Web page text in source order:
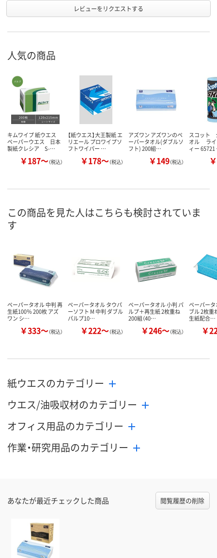
レビューをリクエストする
人気の商品
キムワイプ 紙ウエス
ペーパーウエス 日本
製紙クレシア S-…
￥187～（税込）
【紙ウエス】大王製紙 エ
リエール プロワイプソ
フトワイパー …
￥178～（税込）
アズワン アズワンのペ
ーパータオル(ダブルソ
フト) 200組…
￥149（税込）
スコット
オル ライ
ィー
この商品を見た人はこちらも検討されていま
す
ペーパータオル 中判 再
生紙100％ 200枚 アズ
ワン シ…
￥333～（税込）
ペーパータオル タウパ
ーソフト M 中判 ダブル
パルプ10…
￥222～（税込）
ペーパータオル 小判 パ
ルプ＋再生紙 2枚重ね
200組（40…
￥246～（税込）
ペーパータ
ブル 2枚重
生紙配合…
￥
紙ウエスのカテゴリー
ウエス/油吸収材のカテゴリー
オフィス用品のカテゴリー
作業・研究用品のカテゴリー
あなたが最近チェックした商品 閲覧履歴の削除